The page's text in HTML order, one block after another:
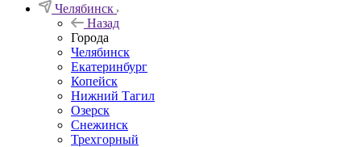
Челябинск
Назад
Города
Челябинск
Екатеринбург
Копейск
Нижний Тагил
Озерск
Снежинск
Трехгорный